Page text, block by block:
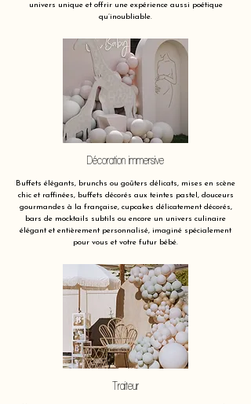
univers unique et offrir une expérience aussi poétique
qu’inoubliable.
Décoration immersive
Buffets élégants, brunchs ou goûters délicats, mises en scène
chic et raffinées, buffets décorés aux teintes pastel, douceurs
gourmandes à la française, cupcakes délicatement décorés,
bars de mocktails subtils ou encore un univers culinaire
élégant et entièrement personnalisé, imaginé spécialement
pour vous et votre futur bébé.
Traiteur